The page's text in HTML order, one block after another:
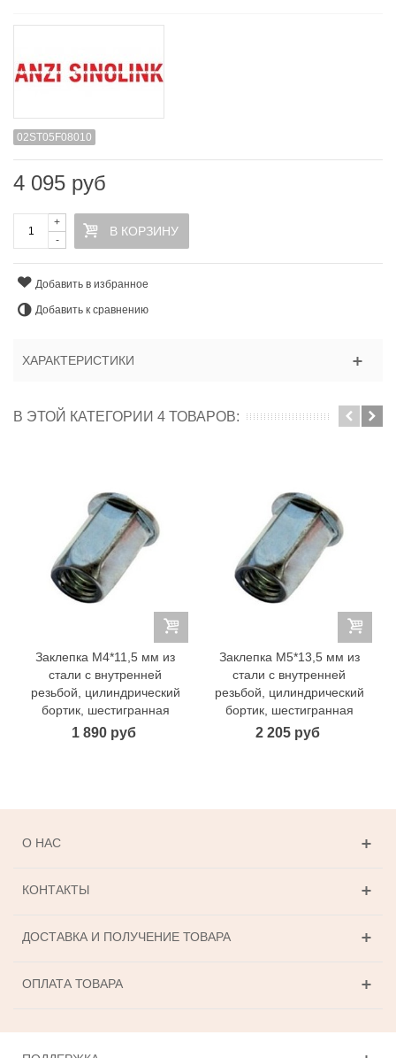
02ST05F08010
4 095 руб
-
+
В КОРЗИНУ
Добавить в избранное
Добавить к сравнению
ХАРАКТЕРИСТИКИ
В ЭТОЙ КАТЕГОРИИ 4 ТОВАРОВ:
Заклепка M4*11,5 мм из
стали с внутренней
резьбой, цилиндрический
бортик, шестигранная
1 890 руб
Заклепка M5*13,5 мм из
стали с внутренней
резьбой, цилиндрический
бортик, шестигранная
2 205 руб
О НАС
КОНТАКТЫ
ДОСТАВКА И ПОЛУЧЕНИЕ ТОВАРА
ОПЛАТА ТОВАРА